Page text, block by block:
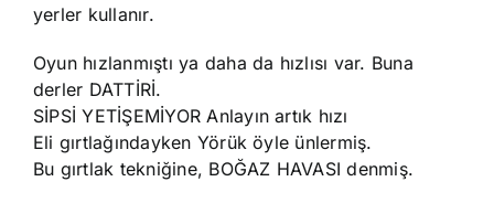
yerler kullanır.
Oyun hızlanmıştı ya daha da hızlısı var. Buna
derler DATTİRİ.
SİPSİ YETİŞEMİYOR Anlayın artık hızı
Eli gırtlağındayken Yörük öyle ünlermiş.
Bu gırtlak tekniğine, BOĞAZ HAVASI denmiş.